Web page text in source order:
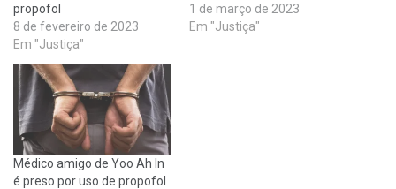
propofol
8 de fevereiro de 2023
Em "Justiça"
1 de março de 2023
Em "Justiça"
Médico amigo de Yoo Ah In
é preso por uso de propofol